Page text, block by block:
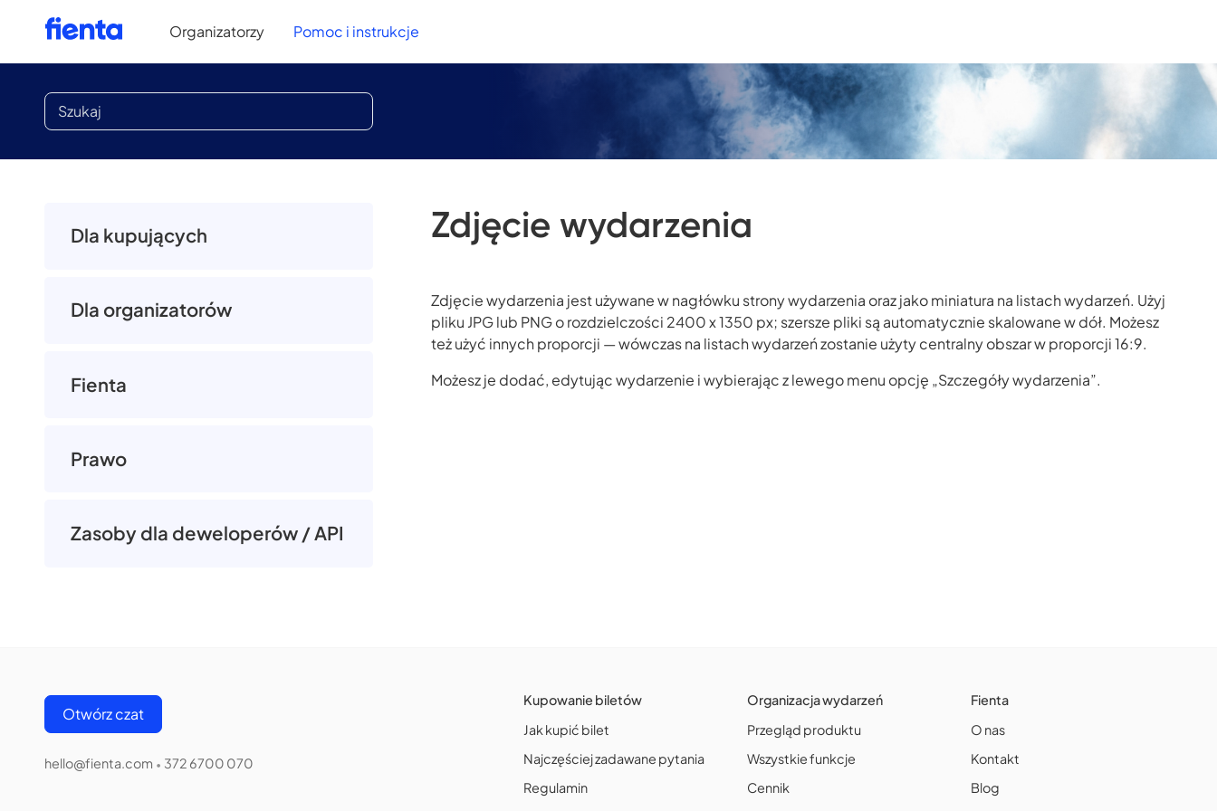
Organizatorzy Pomoc i instrukcje
Zdjęcie wydarzenia
Zdjęcie wydarzenia jest używane w nagłówku strony wydarzenia oraz jako miniatura na listach wydarzeń. Użyj
pliku JPG lub PNG o rozdzielczości 2400 x 1350 px; szersze pliki są automatycznie skalowane w dół. Możesz
też użyć innych proporcji — wówczas na listach wydarzeń zostanie użyty centralny obszar w proporcji 16:9.
Możesz je dodać, edytując wydarzenie i wybierając z lewego menu opcję „Szczegóły wydarzenia”.
Dla kupujących
Dla organizatorów
Fienta
Prawo
Zasoby dla deweloperów / API
Otwórz czat
hello@fienta.com • 372 6700 070
Kupowanie biletów
Jak kupić bilet
Najczęściej zadawane pytania
Regulamin
Organizacja wydarzeń
Przegląd produktu
Wszystkie funkcje
Cennik
Fienta
O nas
Kontakt
Blog